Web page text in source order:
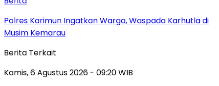
Polres Karimun Ingatkan Warga, Waspada Karhutla di
Musim Kemarau
Berita Terkait
Kamis, 6 Agustus 2026 - 09:20 WIB